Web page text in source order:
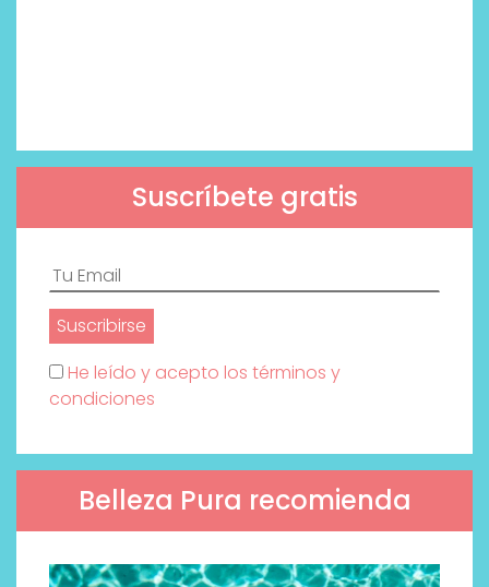
Suscríbete gratis
He leído y acepto los términos y
condiciones
Belleza Pura recomienda